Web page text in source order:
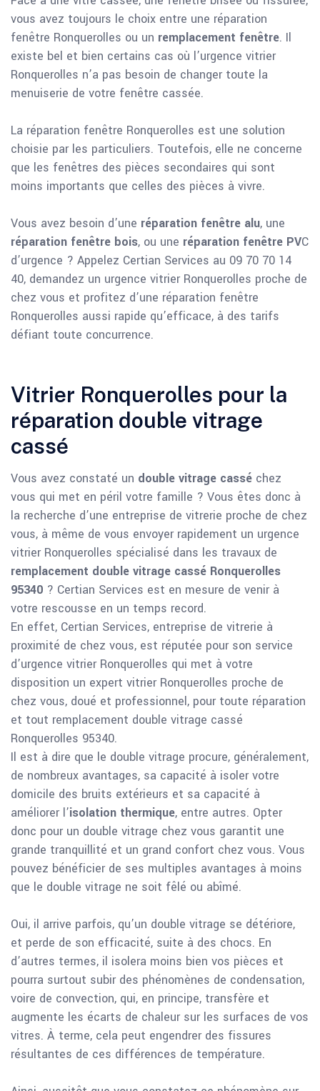
vous avez toujours le choix entre une réparation
fenêtre Ronquerolles ou un remplacement fenêtre. Il
existe bel et bien certains cas où l’urgence vitrier
Ronquerolles n’a pas besoin de changer toute la
menuiserie de votre fenêtre cassée.
La réparation fenêtre Ronquerolles est une solution
choisie par les particuliers. Toutefois, elle ne concerne
que les fenêtres des pièces secondaires qui sont
moins importants que celles des pièces à vivre.
Vous avez besoin d’une réparation fenêtre alu, une
réparation fenêtre bois, ou une réparation fenêtre PVC
d’urgence ? Appelez Certian Services au 09 70 70 14
40, demandez un urgence vitrier Ronquerolles proche de
chez vous et profitez d’une réparation fenêtre
Ronquerolles aussi rapide qu’efficace, à des tarifs
défiant toute concurrence.
Vitrier Ronquerolles pour la
réparation double vitrage
cassé
Vous avez constaté un double vitrage cassé chez
vous qui met en péril votre famille ? Vous êtes donc à
la recherche d’une entreprise de vitrerie proche de chez
vous, à même de vous envoyer rapidement un urgence
vitrier Ronquerolles spécialisé dans les travaux de
remplacement double vitrage cassé Ronquerolles
95340 ? Certian Services est en mesure de venir à
votre rescousse en un temps record.
En effet, Certian Services, entreprise de vitrerie à
proximité de chez vous, est réputée pour son service
d’urgence vitrier Ronquerolles qui met à votre
disposition un expert vitrier Ronquerolles proche de
chez vous, doué et professionnel, pour toute réparation
et tout remplacement double vitrage cassé
Ronquerolles 95340.
Il est à dire que le double vitrage procure, généralement,
de nombreux avantages, sa capacité à isoler votre
domicile des bruits extérieurs et sa capacité à
améliorer l’isolation thermique, entre autres. Opter
donc pour un double vitrage chez vous garantit une
grande tranquillité et un grand confort chez vous. Vous
pouvez bénéficier de ses multiples avantages à moins
que le double vitrage ne soit fêlé ou abîmé.
Oui, il arrive parfois, qu’un double vitrage se détériore,
et perde de son efficacité, suite à des chocs. En
d’autres termes, il isolera moins bien vos pièces et
pourra surtout subir des phénomènes de condensation,
voire de convection, qui, en principe, transfère et
augmente les écarts de chaleur sur les surfaces de vos
vitres. À terme, cela peut engendrer des fissures
résultantes de ces différences de température.